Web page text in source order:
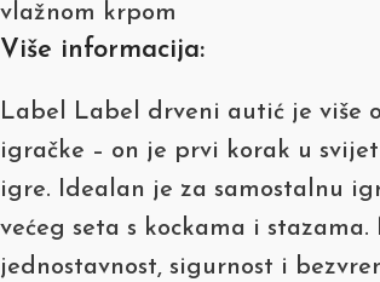
vlažnom krpom
Više informacija:
Label Label drveni autić je više
igračke – on je prvi korak u
igre. Idealan je za samostalnu
većeg seta s kockama i stazama.
jednostavnost, sigurnost i